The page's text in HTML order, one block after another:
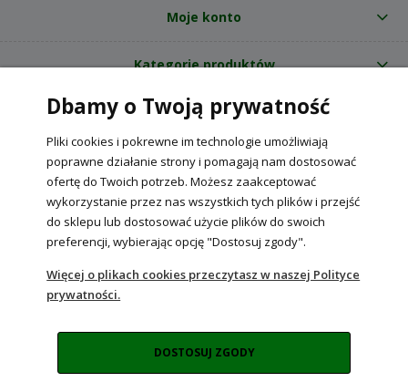
Moje konto
Kategorie produktów
O nas
Internetowy sklep ogrodniczy z nasionami RajOgrodnika.pl
NIP: 6090037061, REGON: 260240470 | Czarnca, ul. Tęczowa 31, 29-100
Włoszczowa
POKAŻ PEŁNĄ WERSJĘ STRONY
Sklep internetowy Shoper Premium
Dbamy o Twoją prywatność
Pliki cookies i pokrewne im technologie umożliwiają
poprawne działanie strony i pomagają nam dostosować
ofertę do Twoich potrzeb. Możesz zaakceptować
wykorzystanie przez nas wszystkich tych plików i przejść
do sklepu lub dostosować użycie plików do swoich
preferencji, wybierając opcję "Dostosuj zgody".
Więcej o plikach cookies przeczytasz w naszej Polityce
prywatności.
DOSTOSUJ ZGODY